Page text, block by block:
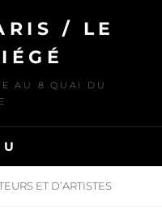
/ LE
AU 8 QUAI DU
ET D’ARTISTES